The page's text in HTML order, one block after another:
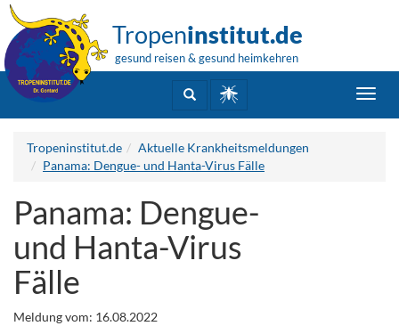
Tropeninstitut.de
gesund reisen & gesund heimkehren
Tropeninstitut.de
Aktuelle Krankheitsmeldungen
Panama: Dengue- und Hanta-Virus Fälle
Panama: Dengue-
und Hanta-Virus
Fälle
Meldung vom: 16.08.2022